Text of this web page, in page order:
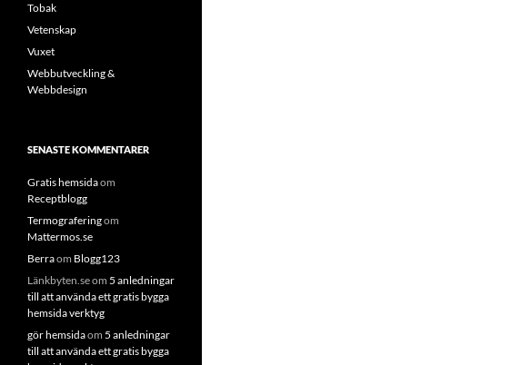
Tobak
Vetenskap
Vuxet
Webbutveckling &
Webbdesign
SENASTE KOMMENTARER
Gratis hemsidaom
Receptblogg
Termograferingom
Mattermos.se
Berraom Blogg123
Länkbyten.seom 5 anledningar
till att använda ett gratis bygga
hemsida verktyg
gör hemsidaom 5 anledningar
till att använda ett gratis bygga